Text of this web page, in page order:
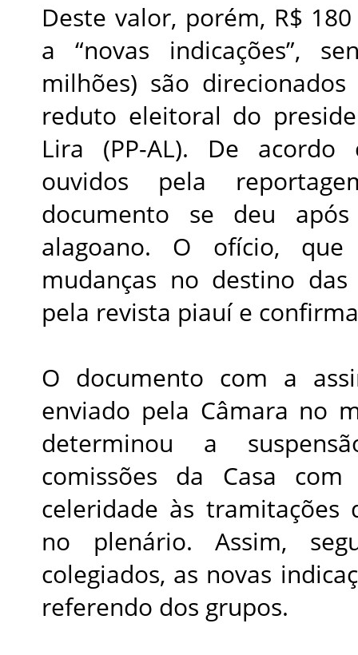
Deste valor, porém, R$
a “novas indicações”,
milhões) são
reduto eleitoral do
Lira (PP-AL). De
ouvidos pela
documento se deu
alagoano. O ofício,
mudanças no destino
pela revista piauí e
O documento com a
enviado pela Câmara no
determinou a
comissões da Casa
celeridade às tramitações
no plenário. Assim,
colegiados, as novas
referendo dos grupos.